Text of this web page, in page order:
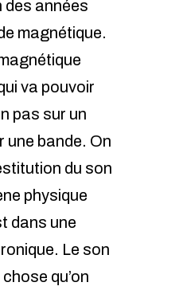
des années
magnétique.
va pouvoir
pas sur un
une bande. On
du son
physique
dans une
Le son
qu’on